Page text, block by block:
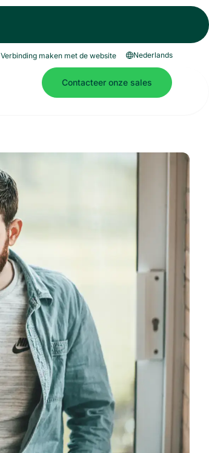
Verbinding maken met de website Nederlands
Contacteer onze sales